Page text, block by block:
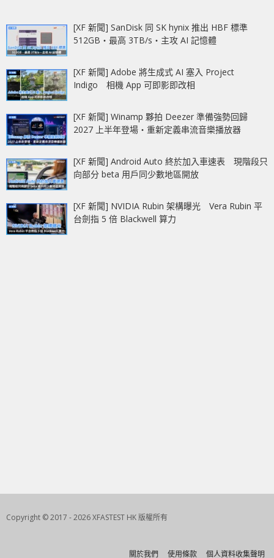
[XF 新聞] SanDisk 同 SK hynix 推出 HBF 標準
512GB‧最高 3TB/s‧主攻 AI 記憶體
[XF 新聞] Adobe 將生成式 AI 塞入 Project
Indigo 相機 App 可即影即改相
[XF 新聞] Winamp 夥拍 Deezer 準備強勢回歸
2027 上半年登場‧重新定義串流音樂播放器
[XF 新聞] Android Auto 終於加入車速表 現階段只
向部分 beta 用戶同少數地區開放
[XF 新聞] NVIDIA Rubin 架構曝光 Vera Rubin 平
台劍指 5 倍 Blackwell 算力
Copyright © 2017 - 2026 XFASTEST HK 版權所有
關於我們 使用條款 個人資料收集聲明